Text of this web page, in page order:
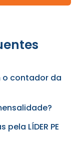
o contador da
LÍDER PE